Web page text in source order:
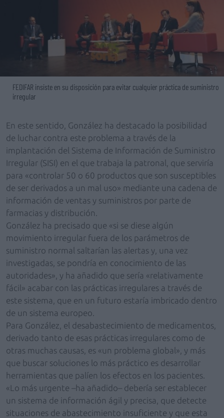
FEDIFAR insiste en su disposición para evitar cualquier práctica de suministro
irregular
En este sentido, González ha destacado la posibilidad
de luchar contra este problema a través de la
implantación del Sistema de Información de Suministro
Irregular (SISI) en el que trabaja la patronal, que serviría
para «controlar 50 o 60 productos que son susceptibles
de ser derivados a un mal uso» mediante una cadena de
información de ventas y suministros por parte de
farmacias y distribución.
González ha precisado que «si se diese algún
movimiento irregular fuera de los parámetros de
suministro normal saltarían las alertas y, una vez
investigadas, se pondría en conocimiento de las
autoridades», y ha añadido que sería «relativamente
fácil» acabar con las prácticas irregulares a través de
este sistema, que en un futuro estaría imbricado dentro
de un sistema europeo.
Para González, el desabastecimiento de medicamentos,
derivado tanto de esas prácticas irregulares como de
otras muchas causas, es «un problema global», y más
que buscar soluciones lo más práctico es desarrollar
herramientas que palíen los efectos en los pacientes.
«Lo más urgente –ha añadido– debería ser establecer
un sistema de información ágil y precisa, que detecte
situaciones de abastecimiento insuficiente y que esta